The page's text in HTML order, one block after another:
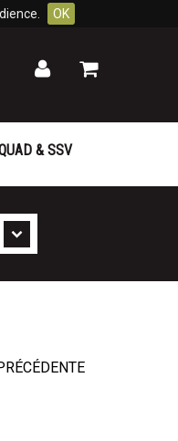
OK
Mon
Mon
& SSV